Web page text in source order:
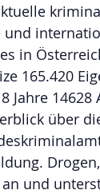
und
in
165.420
Jahre
über
und